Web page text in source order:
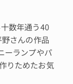
数年通う40
さんの作品
ーランプやパ
りためたお気